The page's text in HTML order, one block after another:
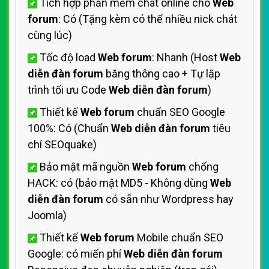
Tích hợp phần mềm chát online choWeb
forum: Có (Tặng kèm có thể nhiều nick chát
cùng lúc)
Tốc độ load Web forum: Nhanh (HostWeb
diễn đàn forum băng thông cao + Tự lập
trình tối ưu Code Web diễn đàn forum)
Thiết kếWeb forum chuẩn SEO Google
100%: Có (Chuẩn Web diễn đàn forum tiêu
chí SEOquake)
Bảo mật mã nguồn Web forum chống
HACK: có (bảo mật MD5 - Không dùng Web
diễn đàn forum có sẵn như Wordpress hay
Joomla)
Thiết kếWeb forum Mobile chuẩn SEO
Google: có miến phíWeb diễn đàn forum